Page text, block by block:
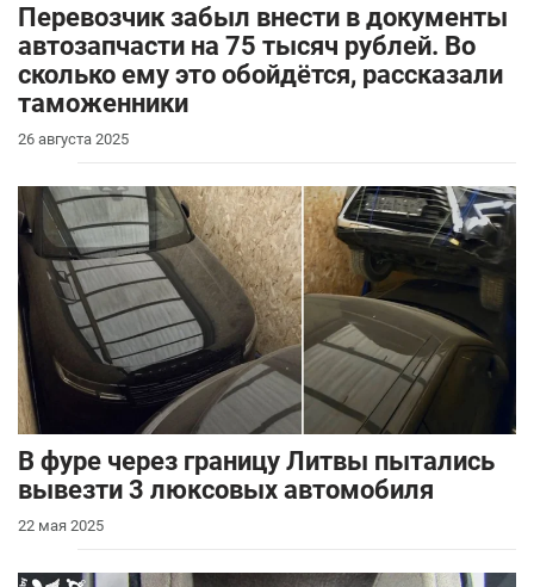
Перевозчик забыл внести в документы
автозапчасти на 75 тысяч рублей. Во
сколько ему это обойдётся, рассказали
таможенники
26 августа 2025
В фуре через границу Литвы пытались
вывезти 3 люксовых автомобиля
22 мая 2025